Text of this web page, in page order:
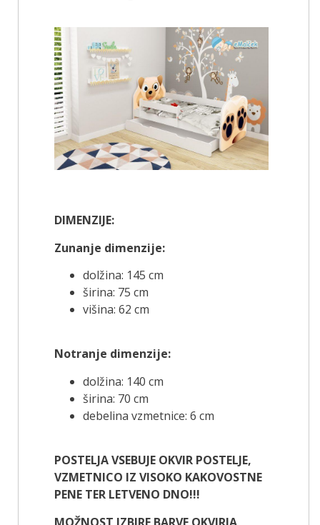
DIMENZIJE:
Zunanje dimenzije:
dolžina: 145 cm
širina: 75 cm
višina: 62 cm
Notranje dimenzije:
dolžina: 140 cm
širina: 70 cm
debelina vzmetnice: 6 cm
POSTELJA VSEBUJE OKVIR POSTELJE,
VZMETNICO IZ VISOKO KAKOVOSTNE
PENE TER LETVENO DNO!!!